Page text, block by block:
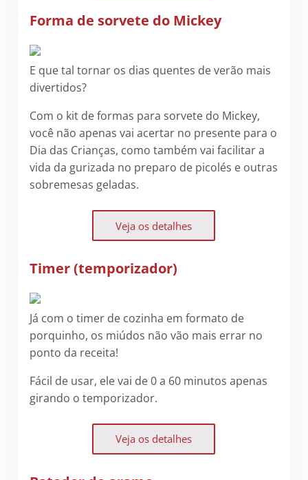
Forma de sorvete do Mickey
E que tal tornar os dias quentes de verão mais
divertidos?
Com o kit de formas para sorvete do Mickey,
você não apenas vai acertar no presente para o
Dia das Crianças, como também vai facilitar a
vida da gurizada no preparo de picolés e outras
sobremesas geladas.
Veja os detalhes
Timer (temporizador)
Já com o timer de cozinha em formato de
porquinho, os miúdos não vão mais errar no
ponto da receita!
Fácil de usar, ele vai de 0 a 60 minutos apenas
girando o temporizador.
Veja os detalhes